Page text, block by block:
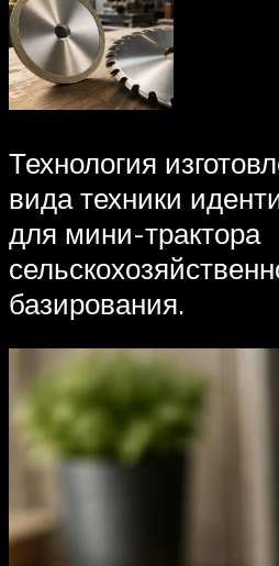
Технология
вида техники
для мини-трактора
базирования.